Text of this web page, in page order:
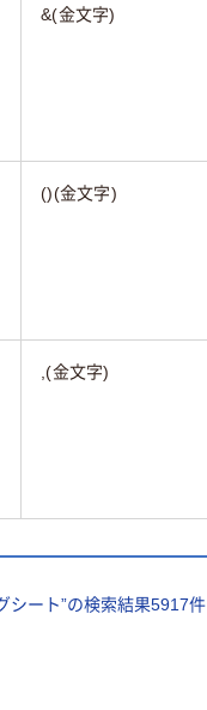
&(金文字)
()(金文字)
,(金文字)
シート”の検索結果5917件